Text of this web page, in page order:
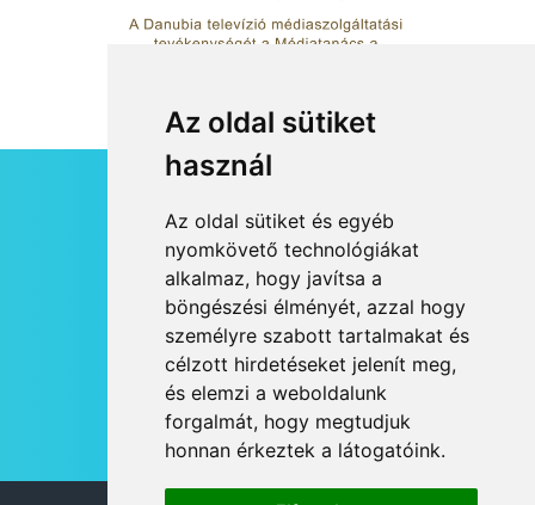
Az oldal sütiket
használ
Az oldal sütiket és egyéb
nyomkövető technológiákat
alkalmaz, hogy javítsa a
böngészési élményét, azzal hogy
személyre szabott tartalmakat és
célzott hirdetéseket jelenít meg,
és elemzi a weboldalunk
forgalmát, hogy megtudjuk
honnan érkeztek a látogatóink.
RSS
JOGI NYILATKOZAT
KAPCSOLAT
OLDALTÉRKÉP
IMPRESSZUM
HÍR BEKÜLDÉSE